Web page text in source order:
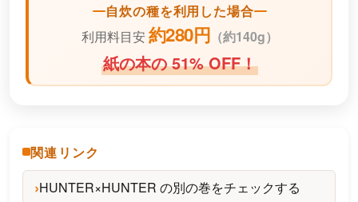
自炊の種を利用した場合
利用料目安 約280円 （約140g）
紙の本の 51% OFF！
関連リンク
HUNTER×HUNTER の別の巻をチェックする